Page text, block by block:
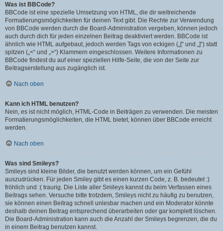
Was ist BBCode?
BBCode ist eine spezielle Umsetzung von HTML, die dir weitreichende
Formatierungsmöglichkeiten für deinen Text gibt. Die Rechte zur Verwendung
von BBCode werden durch die Board-Administration vergeben, können jedoch
auch durch dich für jeden einzelnen Beitrag deaktiviert werden. BBCode ist
ähnlich wie HTML aufgebaut, jedoch werden Tags von eckigen („[“ und „]“) statt
spitzen („<“ und „>“) Klammern eingeschlossen. Weitere Informationen zu
BBCode findest du auf einer speziellen Hilfe-Seite, die von der Seite zur
Beitragserstellung aus zugänglich ist.
Nach oben
Kann ich HTML benutzen?
Nein, es ist nicht möglich, HTML-Code in Beiträgen zu verwenden. Die meisten
Formatierungsmöglichkeiten, die HTML bietet, können über BBCode erreicht
werden.
Nach oben
Was sind Smileys?
Smileys sind kleine Bilder, die benutzt werden können, um ein Gefühl
auszudrücken. Für jeden Smiley gibt es einen kurzen Code, z. B. bedeutet :)
fröhlich und :( traurig. Die Liste aller Smileys kannst du beim Verfassen eines
Beitrags sehen. Versuche bitte trotzdem, Smileys nicht zu häufig zu benutzen,
sie können einen Beitrag schnell unlesbar machen und ein Moderator könnte
deshalb deinen Beitrag entsprechend überarbeiten oder gar komplett löschen.
Die Board-Administration kann auch die Anzahl der Smileys begrenzen, die du
in einem Beitrag benutzen kannst.